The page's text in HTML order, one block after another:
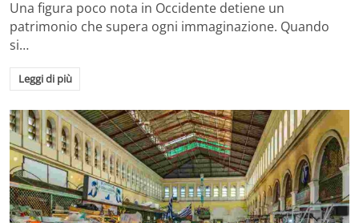
Una figura poco nota in Occidente detiene un
patrimonio che supera ogni immaginazione. Quando
si…
Leggi di più